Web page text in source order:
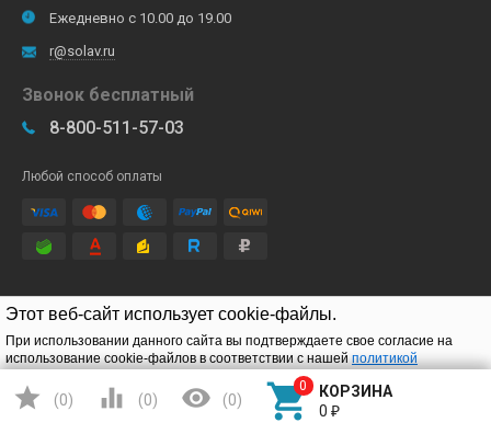
Этот веб-сайт использует cookie-файлы.
При использовании данного сайта вы подтверждаете свое согласие на
использование cookie-файлов в соответствии с нашейполитикой
Подтверждаю
Ежедневно с 10.00 до 19.00
r@solav.ru
Звонок бесплатный
8-800-511-57-03
Любой способ оплаты
Подписывайтесь
 (0)  (0)  (0) 
КОРЗИНА
0 ₽